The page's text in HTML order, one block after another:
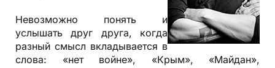
Невозможно понять и
услышать друг друга, когда
разный смысл вкладывается в
слова: «нет войне», «Крым», «Майдан»,